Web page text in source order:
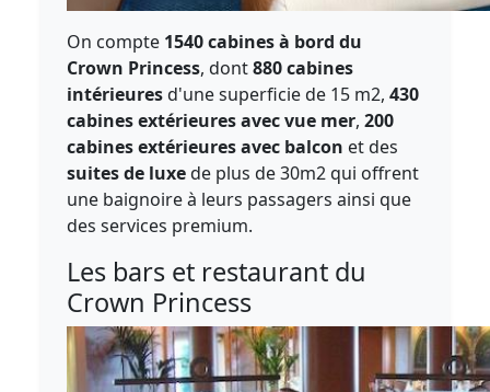
On compte 1540 cabines à bord du
Crown Princess, dont880 cabines
intérieuresd'une superficie de 15 m2,430
cabines extérieures avec vue mer,200
cabines extérieures avec balcon et des
suites de luxede plus de 30m2 qui offrent
une baignoire à leurs passagers ainsi que
des services premium.
Les bars et restaurant du
Crown Princess